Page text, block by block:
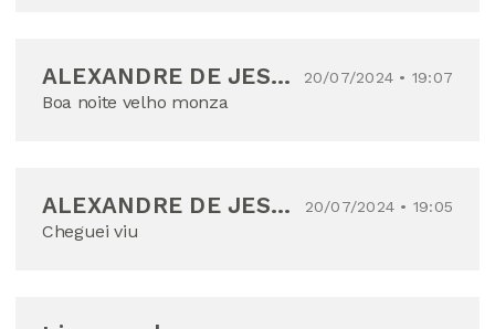
ALEXANDRE DE JESUS CARMO CHAGAS 20/07/2024 • 19:07
Boa noite velho monza
ALEXANDRE DE JESUS CARMO CHAGAS 20/07/2024 • 19:05
Cheguei viu